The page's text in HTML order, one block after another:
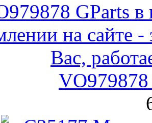
VO979878